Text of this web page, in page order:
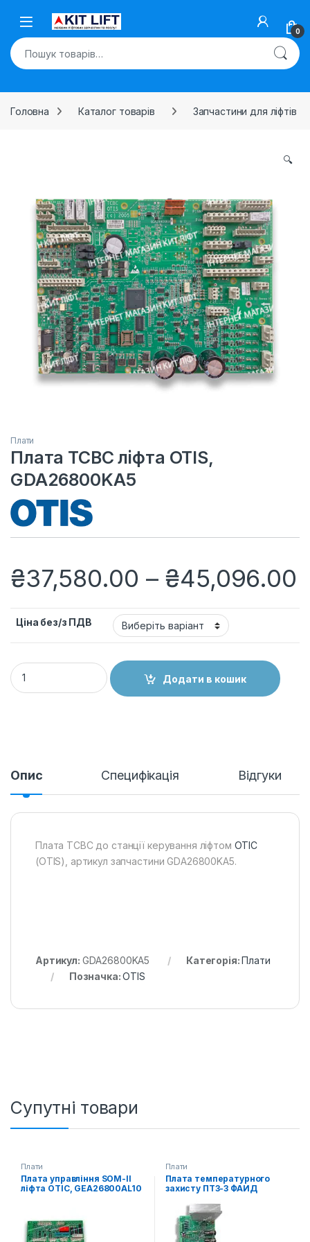
Open
0
Шукати:
Головна Каталог товарів Запчастини для ліфтів
🔍
Плати
Плата TCBC ліфта OTIS,
GDA26800KA5
₴37,580.00 – ₴45,096.00
Ціна без/з ПДВ
Плата TCBC ліфта OTIS, GDA26800KA5 quantity
Додати в кошик
Опис Специфікація Відгуки
Плата TCBC до станції керування ліфтом ОТІС
(OTIS), артикул запчастини GDA26800KA5.
Артикул: GDA26800KA5 Категорія:Плати
Позначка:OTIS
Супутні товари
Плати
Плата управління SOM-II
ліфта ОТІС, GEA26800AL10
Плати
Плата температурного
захисту ПТЗ-3 ФАИД